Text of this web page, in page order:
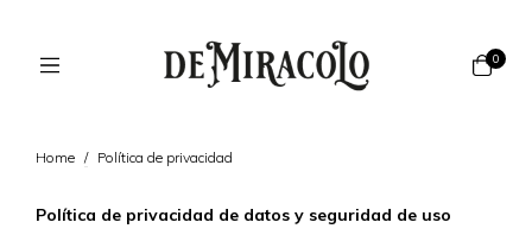
0
Home / Política de privacidad
Política de privacidad de datos y seguridad de uso